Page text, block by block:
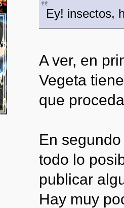
Ey! insectos,
A ver, en
Vegeta
que
En
todo lo
publicar
Hay muy